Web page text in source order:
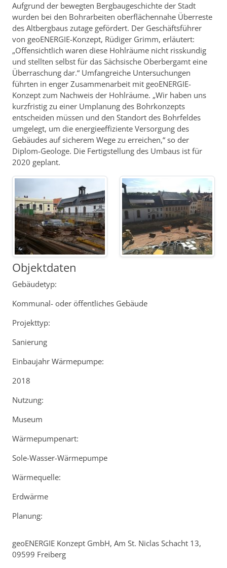
Aufgrund der bewegten Bergbaugeschichte der Stadt
wurden bei den Bohrarbeiten oberflächennahe Überreste
des Altbergbaus zutage gefördert. Der Geschäftsführer
von geoENERGIE-Konzept, Rüdiger Grimm, erläutert:
„Offensichtlich waren diese Hohlräume nicht risskundig
und stellten selbst für das Sächsische Oberbergamt eine
Überraschung dar.“ Umfangreiche Untersuchungen
führten in enger Zusammenarbeit mit geoENERGIE-
Konzept zum Nachweis der Hohlräume. „Wir haben uns
kurzfristig zu einer Umplanung des Bohrkonzepts
entscheiden müssen und den Standort des Bohrfeldes
umgelegt, um die energieeffiziente Versorgung des
Gebäudes auf sicherem Wege zu erreichen,“ so der
Diplom-Geologe. Die Fertigstellung des Umbaus ist für
2020 geplant.
Objektdaten
Gebäudetyp:
Kommunal- oder öffentliches Gebäude
Projekttyp:
Sanierung
Einbaujahr Wärmepumpe:
2018
Nutzung:
Museum
Wärmepumpenart:
Sole-Wasser-Wärmepumpe
Wärmequelle:
Erdwärme
Planung:
geoENERGIE Konzept GmbH, Am St. Niclas Schacht 13,
09599 Freiberg